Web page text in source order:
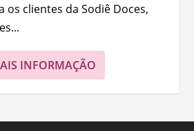
os clientes da Sodiê Doces,
INFORMAÇÃO